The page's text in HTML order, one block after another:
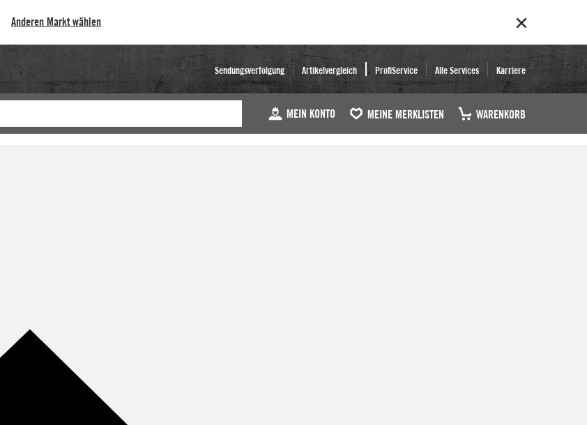
Anderen Markt wählen
Sendungsverfolgung Artikelvergleich ProfiService Alle Services Karriere
MEIN KONTO MEINE MERKLISTEN WARENKORB